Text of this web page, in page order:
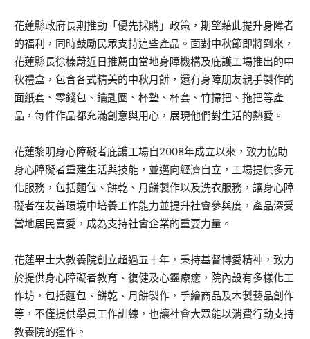
花蓮縣政府長期推動「優先採購」政策，期望藉此提升身障者
的福利，同時鼓勵民眾支持這些產品。面對中秋節即將到來，
花蓮縣長徐榛蔚近日推薦由當地身障機構及庇護工場推出的中
秋禮盒，包含各式精美的中秋月餅，還有身障朋友親手製作的
面紙套、零錢包、鑰匙圈、杯墊、杯套、竹掃把、拖把等產
品，每件作品都充滿創意與用心，展現他們對生活的熱愛。
花蓮黎明身心障礙者庇護工場自2008年成立以來，致力協助
身心障礙者重建生活與技能，並邁向經濟自立，工場提供多元
化服務，包括麵包、餅乾、月餅製作以及洗衣服務，讓身心障
礙者在友善環境中培養工作能力並提升社會參與度，產品深受
當地居民喜愛，成為支持社會企業的重要力量。
花蓮畢士大教養院創立超過五十年，秉持基督博愛精神，致力
於提供身心障礙者教育、復健及心靈療癒，院內設有多樣化工
作坊，包括麵包、餅乾、月餅製作，手繪商品及木製藝品創作
等，不僅提供學員工作訓練，也讓社會大眾能以消費行動支持
教養院的運作。